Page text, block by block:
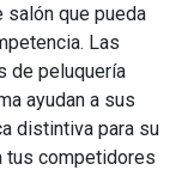
que pueda
Las
de peluquería
ayudan a sus
distintiva para su
tus competidores